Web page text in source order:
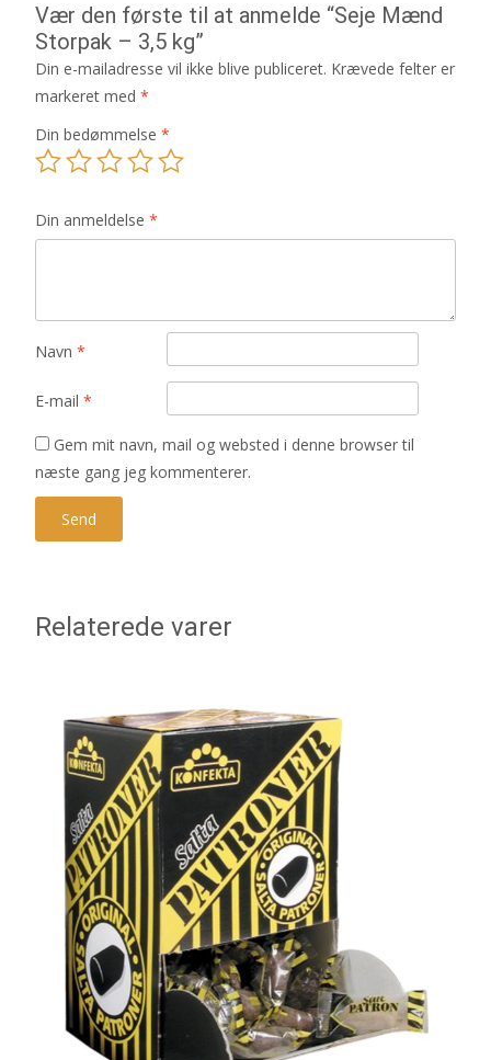
Vær den første til at anmelde “Seje Mænd
Storpak – 3,5 kg”
Din e-mailadresse vil ikke blive publiceret. Krævede felter er
markeret med *
Din bedømmelse *
Din anmeldelse *
Navn *
E-mail *
Gem mit navn, mail og websted i denne browser til
næste gang jeg kommenterer.
Relaterede varer